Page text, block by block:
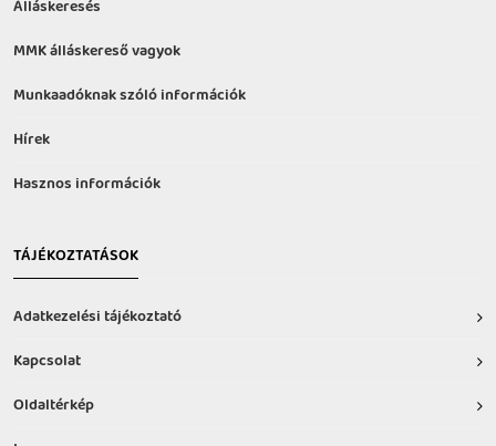
Álláskeresés
MMK álláskereső vagyok
Munkaadóknak szóló információk
Hírek
Hasznos információk
TÁJÉKOZTATÁSOK
Adatkezelési tájékoztató
Kapcsolat
Oldaltérkép